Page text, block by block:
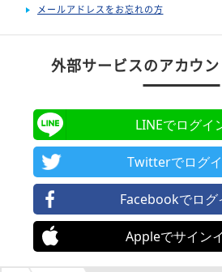
メールアドレスをお忘れの方
外部サービスのアカウ
LINEでログイ
Twitterでログ
Facebookでログ
Appleでサイン